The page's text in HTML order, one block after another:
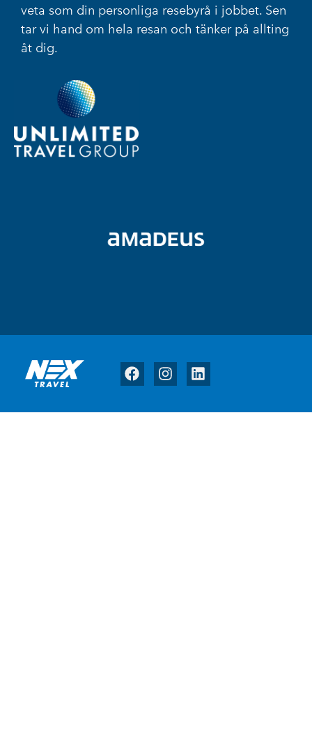
veta som din personliga resebyrå i jobbet. Sen
tar vi hand om hela resan och tänker på allting
åt dig.